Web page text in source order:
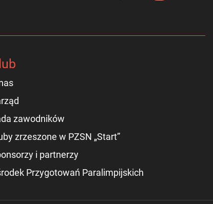
zawodników
zrzeszone w PZSN „Start”
i partnerzy
Przygotowań Paralimpijskich